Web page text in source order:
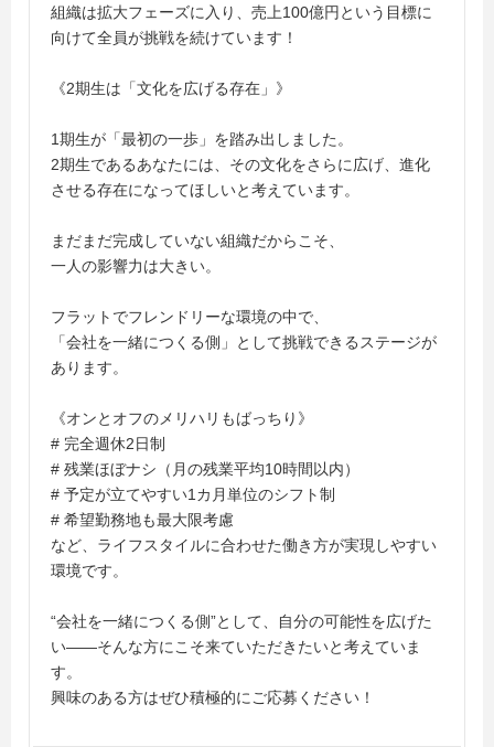
組織は拡大フェーズに入り、売上100億円という目標に
向けて全員が挑戦を続けています！
《2期生は「文化を広げる存在」》
1期生が「最初の一歩」を踏み出しました。
2期生であるあなたには、その文化をさらに広げ、進化
させる存在になってほしいと考えています。
まだまだ完成していない組織だからこそ、
一人の影響力は大きい。
フラットでフレンドリーな環境の中で、
「会社を一緒につくる側」として挑戦できるステージが
あります。
《オンとオフのメリハリもばっちり》
# 完全週休2日制
# 残業ほぼナシ（月の残業平均10時間以内）
# 予定が立てやすい1カ月単位のシフト制
# 希望勤務地も最大限考慮
など、ライフスタイルに合わせた働き方が実現しやすい
環境です。
“会社を一緒につくる側”として、自分の可能性を広げた
い――そんな方にこそ来ていただきたいと考えていま
す。
興味のある方はぜひ積極的にご応募ください！